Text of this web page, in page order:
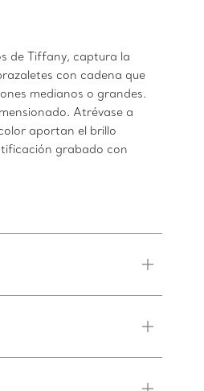
de Tiffany, captura la
con cadena que
medianos o grandes.
Atrévase a
aportan el brillo
grabado con